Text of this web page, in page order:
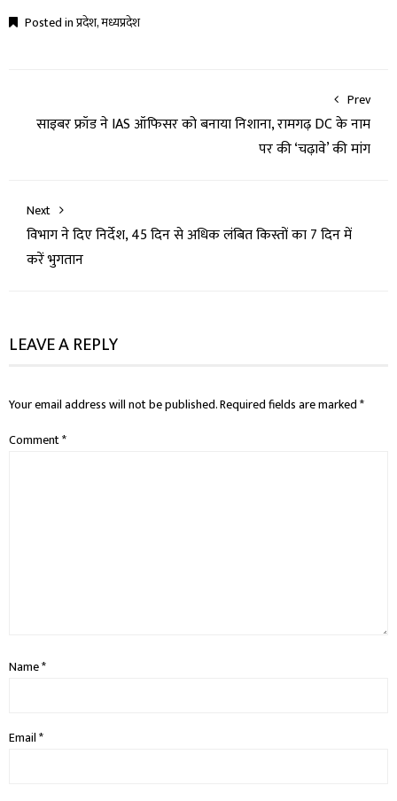
Posted inप्रदेश,मध्यप्रदेश
Prev
साइबर फ्रॉड ने IAS ऑफिसर को बनाया निशाना, रामगढ़ DC के नाम
पर की ‘चढ़ावे’ की मांग
Next
विभाग ने दिए निर्देश, 45 दिन से अधिक लंबित किस्तों का 7 दिन में
करें भुगतान
LEAVE A REPLY
Your email address will not be published.Required fields are marked*
Comment*
Name*
Email*